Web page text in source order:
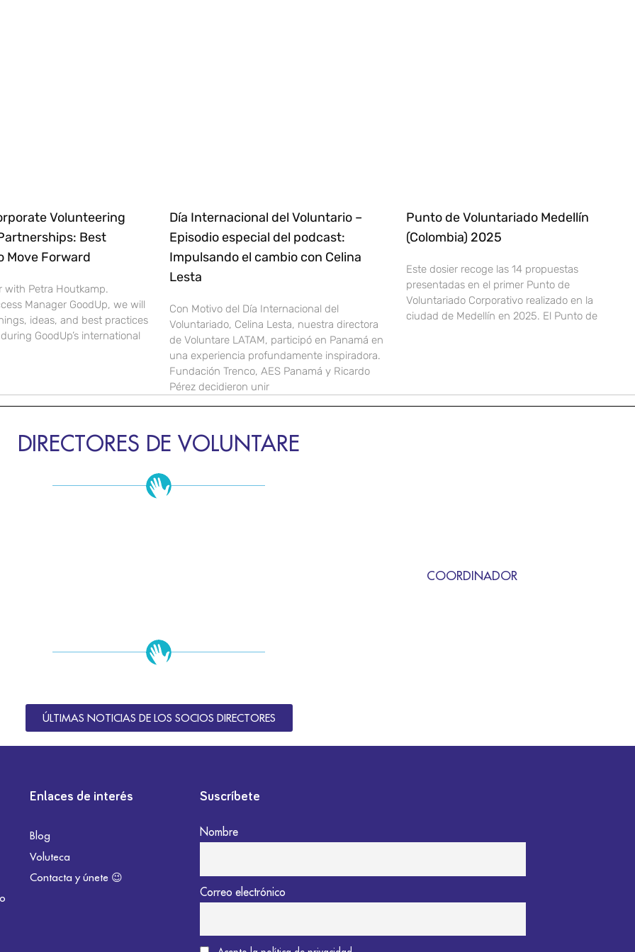
Volunteering
Best
Move Forward
with Petra Houtkamp.
Manager GoodUp, we will
ideas, and best practices
GoodUp’s international
Día Internacional del Voluntario –
Episodio especial del podcast:
Impulsando el cambio con Celina
Lesta
Con Motivo del Día Internacional del
Voluntariado, Celina Lesta, nuestra directora
de Voluntare LATAM, participó en Panamá en
una experiencia profundamente inspiradora.
Fundación Trenco, AES Panamá y Ricardo
Pérez decidieron unir
Punto de Voluntariado Medellín
(Colombia) 2025
Este dosier recoge las 14 propuestas
presentadas en el primer Punto de
Voluntariado Corporativo realizado en la
ciudad de Medellín en 2025. El Punto de
DIRECTORES DE VOLUNTARE
COORDINADOR
ÚLTIMAS NOTICIAS DE LOS SOCIOS DIRECTORES
Enlaces de interés
Blog
Voluteca
Contacta y únete 😉
Suscríbete
Nombre
Correo electrónico